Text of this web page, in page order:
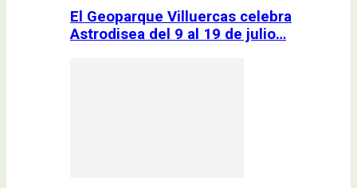
El Geoparque Villuercas celebra
Astrodisea del 9 al 19 de julio…